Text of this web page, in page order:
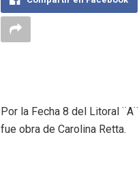
Por la Fecha 8 del Litoral
fue obra de Carolina Retta.